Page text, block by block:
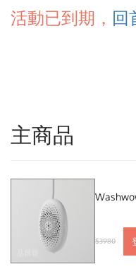
活動已到期， 回
主商品
$3980